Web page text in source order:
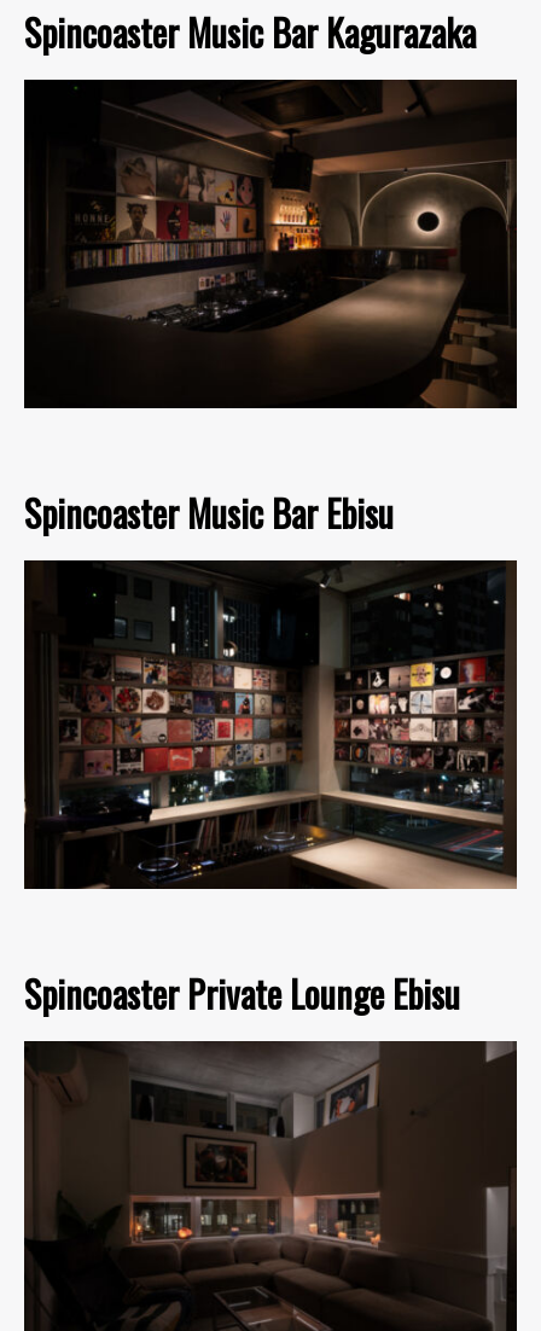
Spincoaster Music Bar Kagurazaka
Spincoaster Music Bar Ebisu
Spincoaster Private Lounge Ebisu